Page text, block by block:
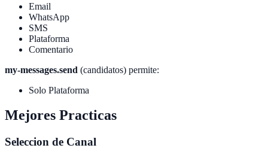
Email
WhatsApp
SMS
Plataforma
Comentario
my-messages.send (candidatos) permite:
Solo Plataforma
Mejores Practicas
Seleccion de Canal